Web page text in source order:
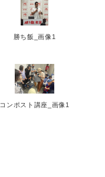
勝ち飯_画像1
コンポスト講座_画像1